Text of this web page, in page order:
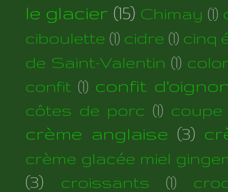
le glacier (15) Chimay (1)
ciboulette (1) cidre (1) cinq
de Saint-Valentin (1)
confit (1) confit
côtes de porc (1) coupe
crème anglaise (3)
crème glacée miel
(3) croissants (1)